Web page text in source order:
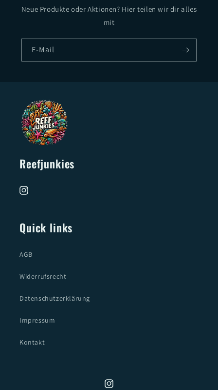
Neue Produkte oder Aktionen? Hier teilen wir dir alles
mit
E-Mail
Reefjunkies
Instagram
Quick links
AGB
Widerrufsrecht
Datenschutzerklärung
Impressum
Kontakt